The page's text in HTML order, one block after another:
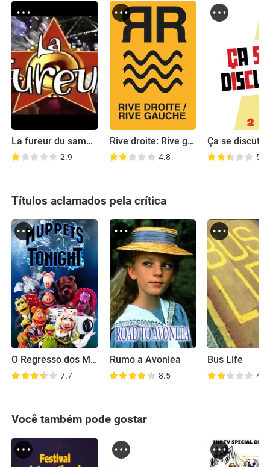
La fureur du samedi
2.9
Rive droite: Rive gauche
4.8
Ça se discute
5.0
Títulos aclamados pela crítica
O Regresso dos Marretas
7.7
Rumo a Avonlea
8.5
Bus Life
4.1
Você também pode gostar